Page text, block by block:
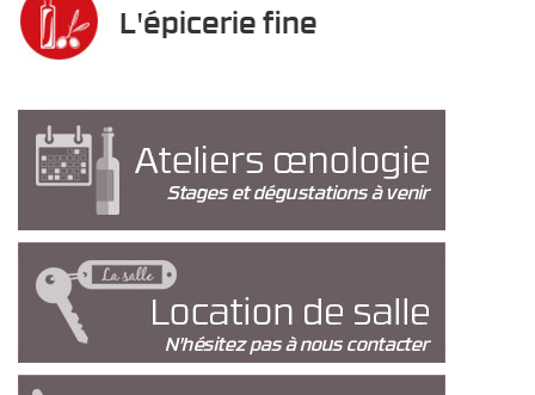
L'épicerie fine